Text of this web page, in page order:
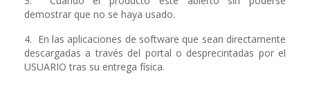
demostrar que no se haya usado.
4. En las aplicaciones de software que sean directamente
descargadas a través del portal o desprecintadas por el
USUARIO tras su entrega física.